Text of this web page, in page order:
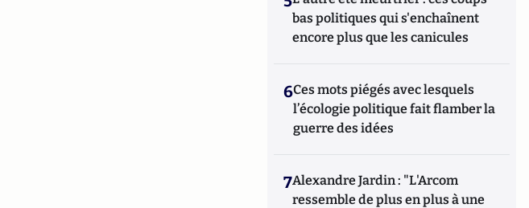
bas politiques qui s'enchaînent
encore plus que les canicules
6Ces mots piégés avec lesquels
l’écologie politique fait flamber la
guerre des idées
7Alexandre Jardin : "L'Arcom
ressemble de plus en plus à une